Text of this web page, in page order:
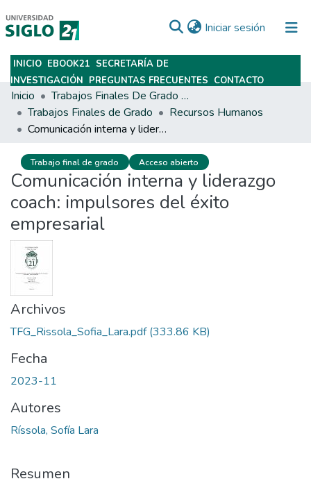
Iniciar sesión (current)
Subir
INICIO EBOOK21 SECRETARÍA DE
INVESTIGACIÓN PREGUNTAS FRECUENTES CONTACTO
Inicio
Trabajos Finales De Grado Y Posgrado
Trabajos Finales de Grado
Recursos Humanos
Comunicación interna y liderazgo coach: impulsores del éxito empresarial
Trabajo final de grado Acceso abierto
Comunicación interna y liderazgo
coach: impulsores del éxito
empresarial
Archivos
TFG_Rissola_Sofia_Lara.pdf(333.86 KB)
Fecha
2023-11
Autores
Ríssola, Sofía Lara
Resumen